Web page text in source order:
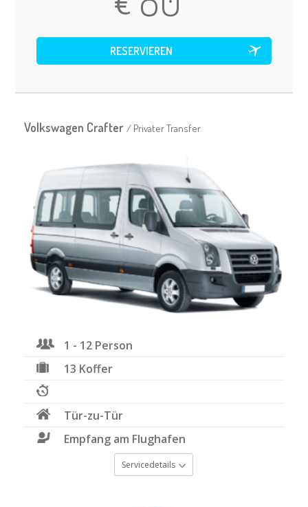
Volkswagen Crafter / Privater Transfer
1 - 12 Person
13 Koffer
Tür-zu-Tür
Empfang am Flughafen
Servicedetails